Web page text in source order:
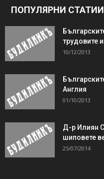
ПОПУЛЯРНИ СТАТИИ
трудовите
10/12/2013
Англия
01/10/2013
Д-р Илиян
шиповете
25/07/2014